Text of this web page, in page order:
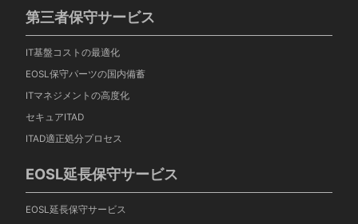
第三者保守サービス
IT基盤コストの最適化
EOSL保守パーツの国内備蓄
ITマネジメントの高度化
セキュアITAD
ITAD適正処分プロセス
EOSL延長保守サービス
EOSL延長保守サービス